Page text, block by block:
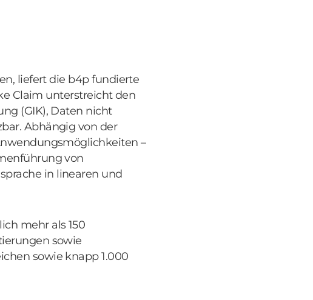
liefert die b4p fundierte
Claim unterstreicht den
(GIK), Daten nicht
Abhängig von der
–
von
in linearen und
mehr als 150
sowie
sowie knapp 1.000